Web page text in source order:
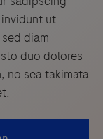
ut
diam
duo dolores
no sea takimata